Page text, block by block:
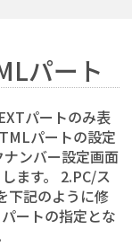
パート
パートのみ表
パートの設定
ンバー設定画面
ます。 2.PC/ス
下記のように修
ートの指定とな